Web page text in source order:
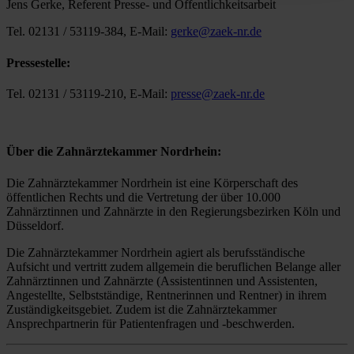
Jens Gerke, Referent Presse- und Öffentlichkeitsarbeit
Tel. 02131 / 53119-384, E-Mail: gerke@zaek-nr.de
Pressestelle:
Tel. 02131 / 53119-210, E-Mail: presse@zaek-nr.de
Über die Zahnärztekammer Nordrhein:
Die Zahnärztekammer Nordrhein ist eine Körperschaft des
öffentlichen Rechts und die Vertretung der über 10.000
Zahnärztinnen und Zahnärzte in den Regierungsbezirken Köln und
Düsseldorf.
Die Zahnärztekammer Nordrhein agiert als berufsständische
Aufsicht und vertritt zudem allgemein die beruflichen Belange aller
Zahnärztinnen und Zahnärzte (Assistentinnen und Assistenten,
Angestellte, Selbstständige, Rentnerinnen und Rentner) in ihrem
Zuständigkeitsgebiet. Zudem ist die Zahnärztekammer
Ansprechpartnerin für Patientenfragen und -beschwerden.